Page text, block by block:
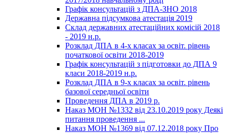
Графік консультацій з ДПА-ЗНО 2018
Державна підсумкова атестація 2019
Склад державних атестаційних комісій 2018
- 2019 н.р.
Розклад ДПА в 4-х класах за освіт. рівень
початкової освіти 2018-2019
Графік консультацій з підготовки до ДПА 9
класи 2018-2019 н.р.
Розклад ДПА в 9-х класах за освіт. рівень
базової середньої освіти
Проведення ДПА в 2019 р.
Наказ МОН №1332 від 23.10.2019 року Деякі
питання проведення ...
Наказ МОН №1369 від 07.12.2018 року Про